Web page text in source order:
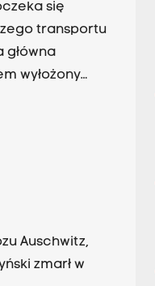
się
transportu
główna
wyłożony
Auschwitz,
zmarł w